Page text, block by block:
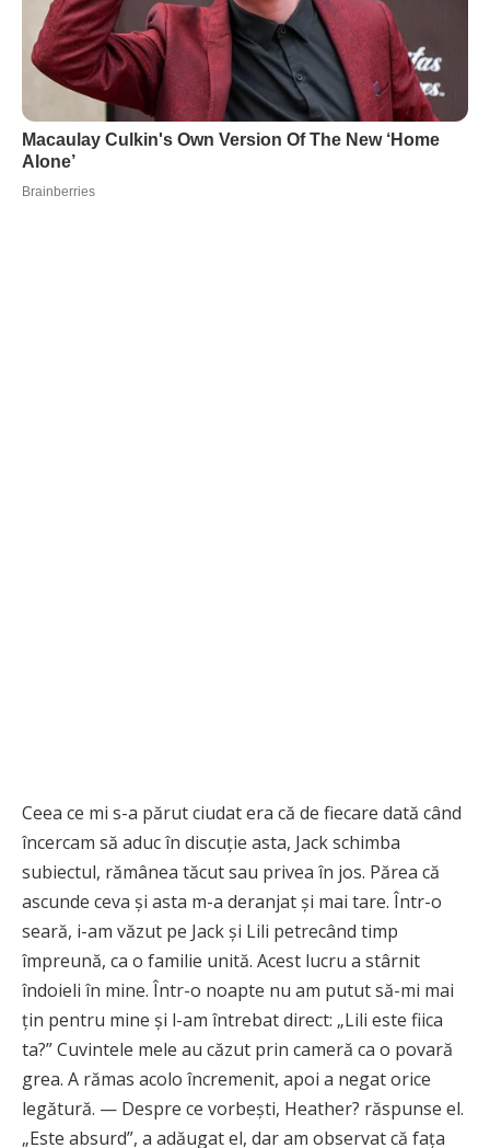
Ceea ce mi s-a părut ciudat era că de fiecare dată când
încercam să aduc în discuție asta, Jack schimba
subiectul, rămânea tăcut sau privea în jos. Părea că
ascunde ceva și asta m-a deranjat și mai tare. Într-o
seară, i-am văzut pe Jack și Lili petrecând timp
împreună, ca o familie unită. Acest lucru a stârnit
îndoieli în mine. Într-o noapte nu am putut să-mi mai
țin pentru mine și l-am întrebat direct: „Lili este fiica
ta?” Cuvintele mele au căzut prin cameră ca o povară
grea. A rămas acolo încremenit, apoi a negat orice
legătură. — Despre ce vorbești, Heather? răspunse el.
„Este absurd”, a adăugat el, dar am observat că fața